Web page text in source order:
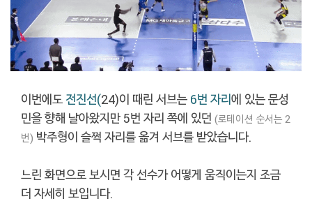
이번에도전진선(24)이 때린 서브는 6번 자리에 있는 문성
민을 향해 날아왔지만 5번 자리 쪽에 있던 (로테이션 순서는 2
번) 박주형이 슬쩍 자리를 옮겨 서브를 받았습니다.
느린 화면으로 보시면 각 선수가 어떻게 움직이는지 조금
더 자세히 보입니다.